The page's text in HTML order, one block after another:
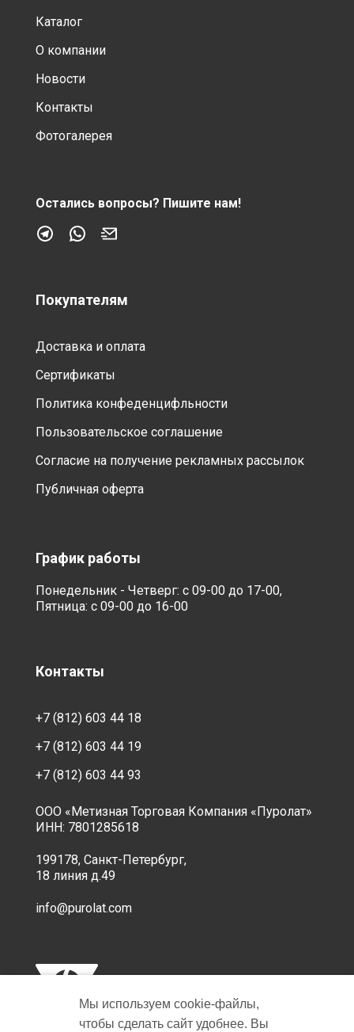
Каталог
О компании
Новости
Контакты
Фотогалерея
Остались вопросы? Пишите нам!
Покупателям
Доставка и оплата
Сертификаты
Политика конфеденцифльности
Пользовательское соглашение
Согласие на получение рекламных рассылок
Публичная оферта
График работы
Понедельник - Четверг: с 09-00 до 17-00,
Пятница: с 09-00 до 16-00
Контакты
+7 (812) 603 44 18
+7 (812) 603 44 19
+7 (812) 603 44 93
ООО «Метизная Торговая Компания «Пуролат»
ИНН: 7801285618
199178, Санкт-Петербург,
18 линия д.49
info@purolat.com
Мы используем cookie‑файлы,
чтобы сделать сайт удобнее. Вы